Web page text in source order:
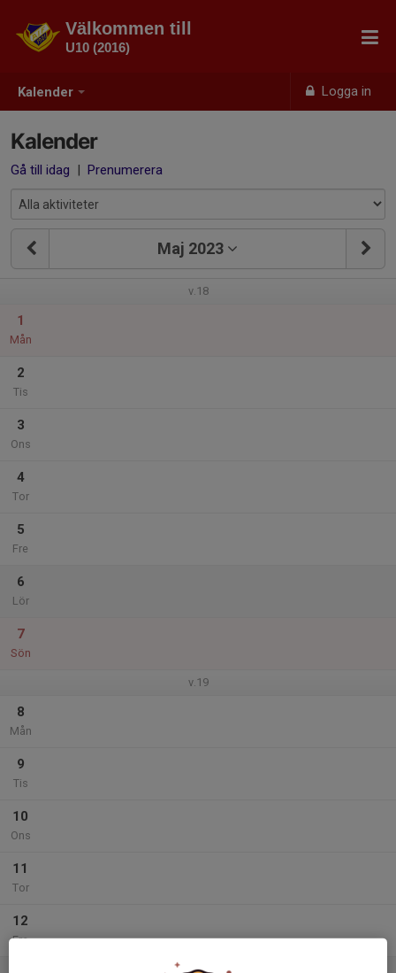
Kalender Logga in
Välkommen till
U10 (2016)
Kalender
Gå till idag | Prenumerera
Maj 2023
v.18
1
Mån
2
Tis
3
Ons
4
Tor
5
Fre
6
Lör
7
Sön
v.19
8
Mån
9
Tis
10
Ons
11
Tor
12
Fre